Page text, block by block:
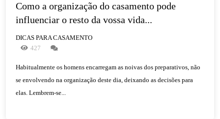
Como a organização do casamento pode
influenciar o resto da vossa vida...
DICAS PARA CASAMENTO
427
Habitualmente os homens encarregam as noivas dos preparativos, não
se envolvendo na organização deste dia, deixando as decisões para
elas. Lembrem-se...